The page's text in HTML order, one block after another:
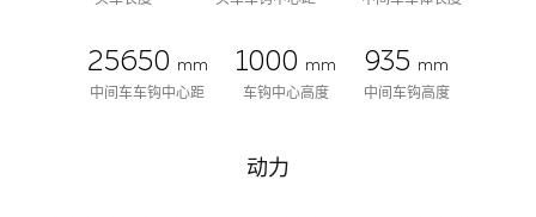
25650 mm
中间车车钩中心距
1000 mm
车钩中心高度
935 mm
中间车钩高度
动力